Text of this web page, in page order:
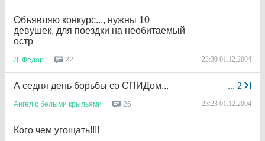
Объявляю конкурс..., нужны 10
девушек, для поездки на необитаемый
остр
Д. Федор 22 23:30 01.12.2004
... 2
А седня день борьбы со СПИДом...
Ангел с белыми крыльями 26 23:23 01.12.2004
Кого чем угощать!!!!